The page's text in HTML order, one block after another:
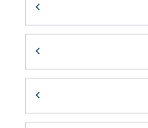
הפעולה /